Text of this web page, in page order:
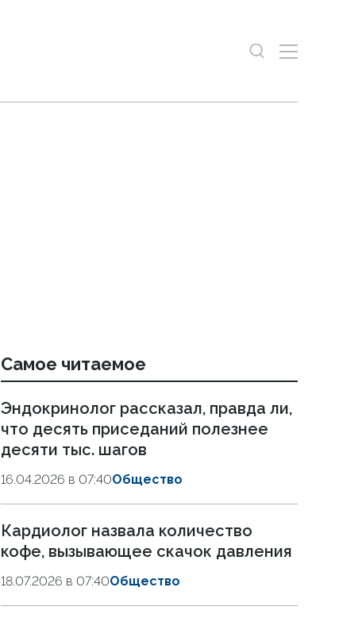
Самое читаемое
Эндокринолог рассказал, правда ли,
что десять приседаний полезнее
десяти тыс. шагов
16.04.2026 в 07:40Общество
Кардиолог назвала количество
кофе, вызывающее скачок давления
18.07.2026 в 07:40Общество